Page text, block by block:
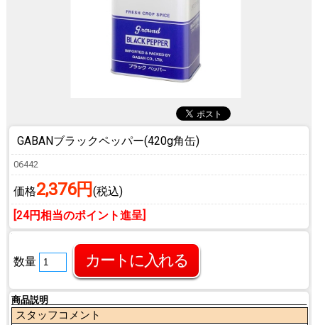
GABANブラックペッパー(420g角缶)
06442
価格2,376円 (税込)
[24円相当のポイント進呈]
数量
商品説明
スタッフコメント